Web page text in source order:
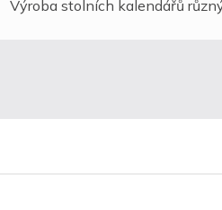
Výroba stolních kalendářů